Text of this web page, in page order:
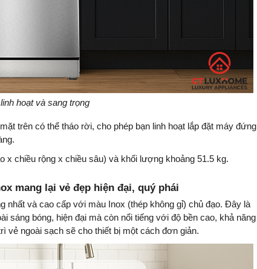
hoạt và sang trọng
trên có thể tháo rời, cho phép bạn linh hoạt lắp đặt máy đứng
chiều rộng x chiều sâu) và khối lượng khoảng 51.5 kg.
mang lại vẻ đẹp hiện đại, quý phái
và cao cấp với màu Inox (thép không gỉ) chủ đạo. Đây là
sáng bóng, hiện đại mà còn nổi tiếng với độ bền cao, khả năng
vẻ ngoài sạch sẽ cho thiết bị một cách đơn giản.